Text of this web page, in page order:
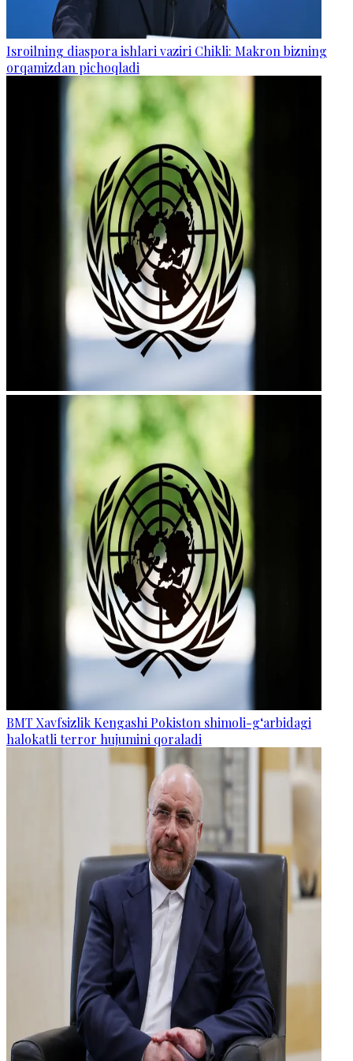
Isroilning diaspora ishlari vaziri Chikli: Makron bizning
orqamizdan pichoqladi
BMT Xavfsizlik Kengashi Pokiston shimoli-g‘arbidagi
halokatli terror hujumini qoraladi